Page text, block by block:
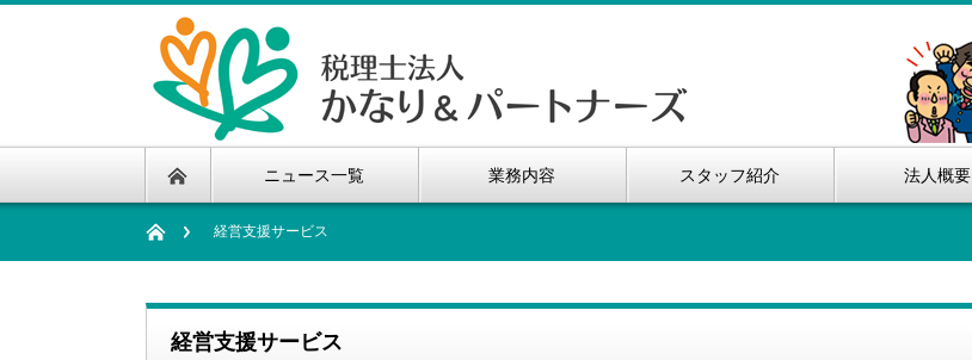
ニュース一覧 業務内容 スタッフ紹介 法人概要
経営支援サービス
経営支援サービス